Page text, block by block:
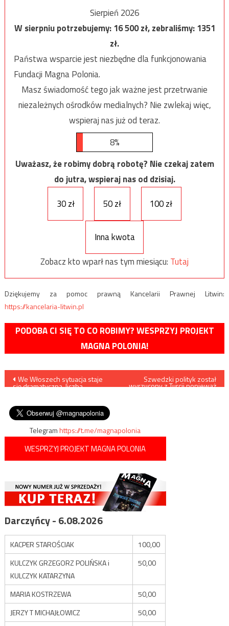
Sierpień 2026
W sierpniu potrzebujemy:16 500zł, zebraliśmy:1351
zł.
Państwa wsparcie jest niezbędne dla funkcjonowania
Fundacji Magna Polonia.
Masz świadomość tego jak ważne jest przetrwanie
niezależnych ośrodków medialnych? Nie zwlekaj więc,
wspieraj nas już od teraz.
8%
Uważasz, że robimy dobrą robotę? Nie czekaj zatem
do jutra, wspieraj nas od dzisiaj.
30 zł
50 zł 100 zł
Inna kwota
Zobacz kto wparł nas tym miesiącu: Tutaj
Dziękujemy za pomoc prawną Kancelarii Prawnej Litwin:
https://kancelaria-litwin.pl
PODOBA CI SIĘ TO CO ROBIMY? WESPRZYJ PROJEKT
MAGNA POLONIA!
Nawigacja
We Włoszech sytuacja staje
się dramatyczna, liczba
Szwedzki polityk został
wyrzucony z Turcji ponieważ
Telegramhttps://t.me/magnapolonia
WESPRZYJ PROJEKT MAGNA POLONIA
Darczyńcy - 6.08.2026
KACPER STAROŚCIAK
100,00
KULCZYK GRZEGORZ POLIŃSKA i
KULCZYK KATARZYNA
50,00
MARIA KOSTRZEWA
50,00
JERZY T MICHAJŁOWICZ
50,00